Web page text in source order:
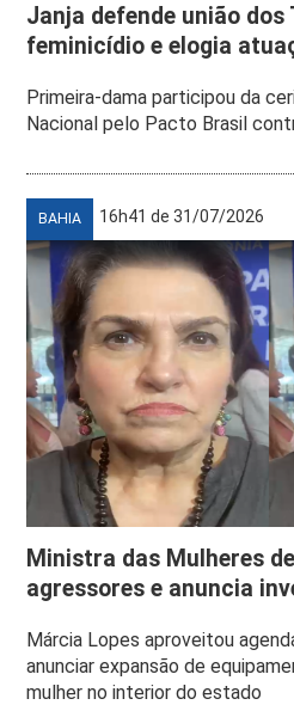
Janja defende união
feminicídio e elogia
Primeira-dama participou da
Nacional pelo Pacto Brasil
BAHIA 16h41 de 31/07/2026
Ministra das Mulheres
agressores e anuncia
Márcia Lopes aproveitou
anunciar expansão de
mulher no interior do estado